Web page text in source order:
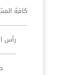
كافة
رأس